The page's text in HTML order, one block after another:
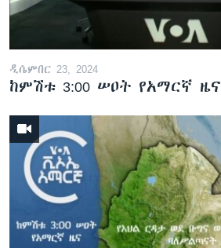
ዲሴምበር 23, 2024
ከምሽቱ 3:00 ሠዐት የአማርኛ ዜና